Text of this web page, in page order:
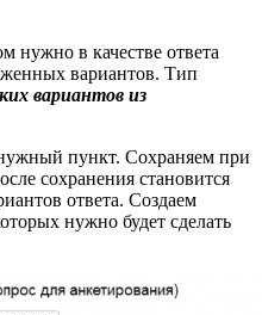
нужно в качестве ответа
вариантов. Тип
вариантов из
пункт. Сохраняем при
сохранения становится
ответа. Создаем
нужно будет сделать